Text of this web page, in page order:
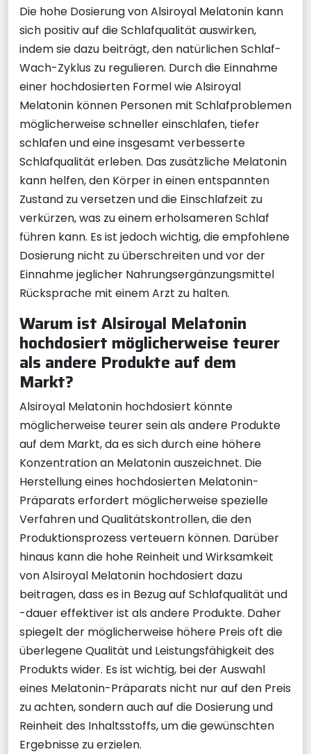
Die hohe Dosierung von Alsiroyal Melatonin kann
sich positiv auf die Schlafqualität auswirken,
indem sie dazu beiträgt, den natürlichen Schlaf-
Wach-Zyklus zu regulieren. Durch die Einnahme
einer hochdosierten Formel wie Alsiroyal
Melatonin können Personen mit Schlafproblemen
möglicherweise schneller einschlafen, tiefer
schlafen und eine insgesamt verbesserte
Schlafqualität erleben. Das zusätzliche Melatonin
kann helfen, den Körper in einen entspannten
Zustand zu versetzen und die Einschlafzeit zu
verkürzen, was zu einem erholsameren Schlaf
führen kann. Es ist jedoch wichtig, die empfohlene
Dosierung nicht zu überschreiten und vor der
Einnahme jeglicher Nahrungsergänzungsmittel
Rücksprache mit einem Arzt zu halten.
Warum ist Alsiroyal Melatonin
hochdosiert möglicherweise teurer
als andere Produkte auf dem
Markt?
Alsiroyal Melatonin hochdosiert könnte
möglicherweise teurer sein als andere Produkte
auf dem Markt, da es sich durch eine höhere
Konzentration an Melatonin auszeichnet. Die
Herstellung eines hochdosierten Melatonin-
Präparats erfordert möglicherweise spezielle
Verfahren und Qualitätskontrollen, die den
Produktionsprozess verteuern können. Darüber
hinaus kann die hohe Reinheit und Wirksamkeit
von Alsiroyal Melatonin hochdosiert dazu
beitragen, dass es in Bezug auf Schlafqualität und
-dauer effektiver ist als andere Produkte. Daher
spiegelt der möglicherweise höhere Preis oft die
überlegene Qualität und Leistungsfähigkeit des
Produkts wider. Es ist wichtig, bei der Auswahl
eines Melatonin-Präparats nicht nur auf den Preis
zu achten, sondern auch auf die Dosierung und
Reinheit des Inhaltsstoffs, um die gewünschten
Ergebnisse zu erzielen.